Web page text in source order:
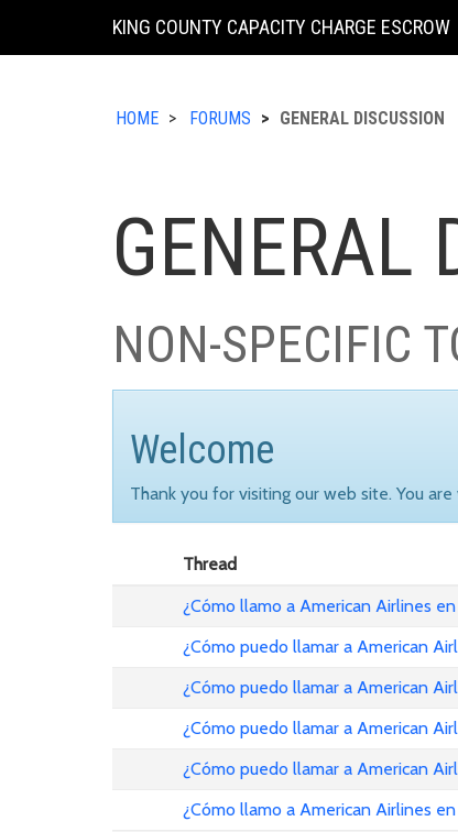
KING COUNTY CAPACITY CHARGE ESCROW
HOME FORUMS GENERAL DISCUSSION
GENERAL
NON-SPECIFIC
Welcome
Thank you for visiting our web site. You
Thread
¿Cómo llamo a American Airlines
¿Cómo puedo llamar a American
¿Cómo puedo llamar a American
¿Cómo puedo llamar a American
¿Cómo puedo llamar a American
¿Cómo llamo a American Airlines